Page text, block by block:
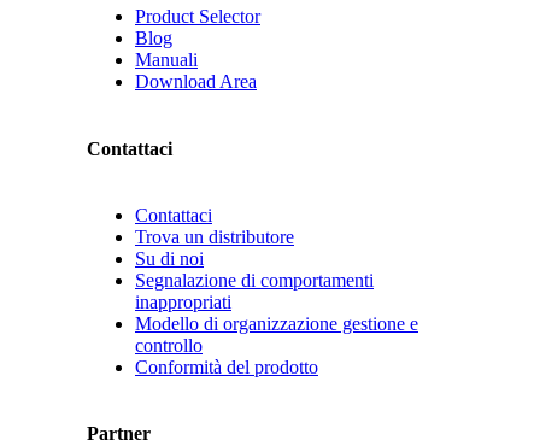
Product Selector
Blog
Manuali
Download Area
Contattaci
Contattaci
Trova un distributore
Su di noi
Segnalazione di comportamenti
inappropriati
Modello di organizzazione gestione e
controllo
Conformità del prodotto
Partner